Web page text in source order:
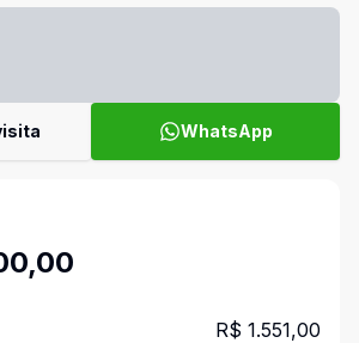
WhatsApp
R$ 1.551,00